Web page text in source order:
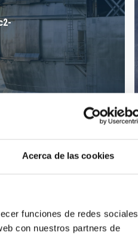
Acerca de las cookies
funciones de redes sociales
con nuestros partners de